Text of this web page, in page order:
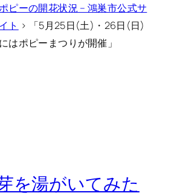
ピーの開花状況 – 鴻巣市公式サ
イト > 「5月25日(土)・26日(日)
にはポピーまつりが開催」
を湯がいてみた